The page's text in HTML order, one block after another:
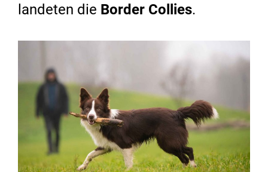
landeten die Border Collies.